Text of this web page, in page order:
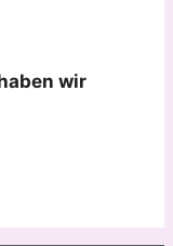
wir